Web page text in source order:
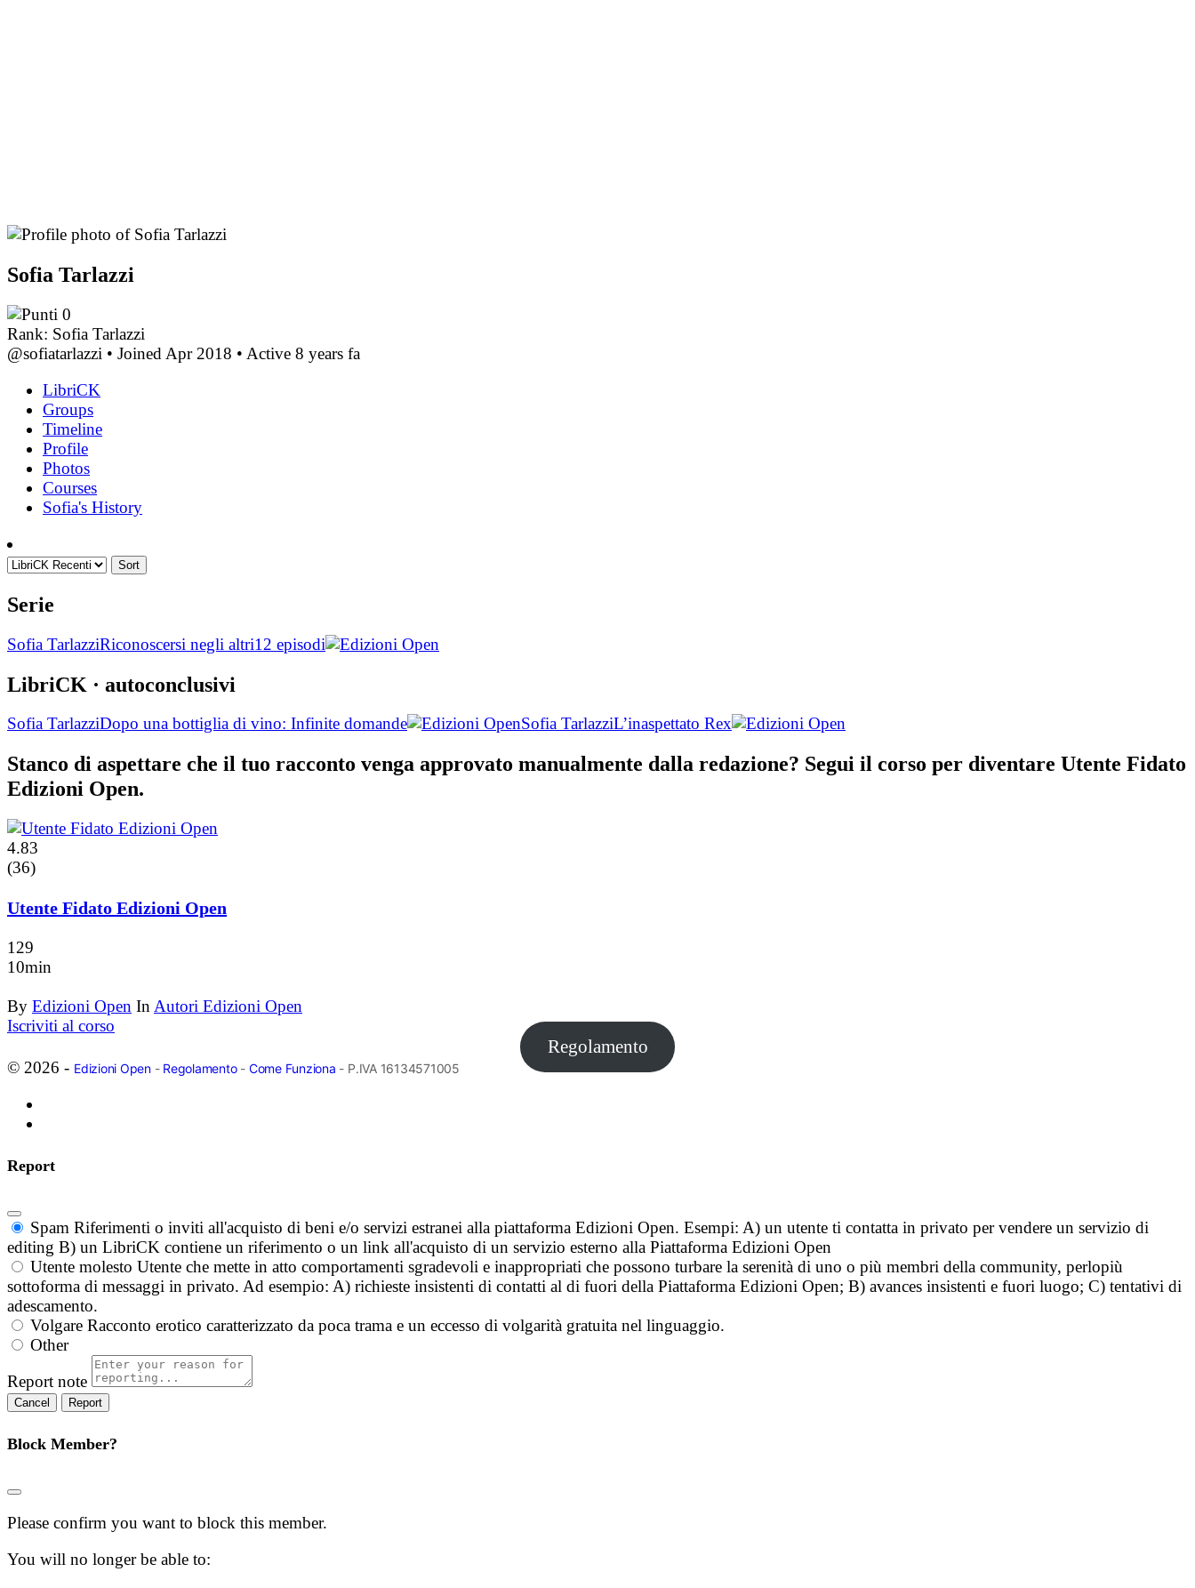
Sofia Tarlazzi
0
Rank: Sofia Tarlazzi
@sofiatarlazzi • Joined Apr 2018 • Active 8 years fa
LibriCK
Groups
Timeline
Profile
Photos
Courses
Sofia's History
Sort
Serie
Sofia TarlazziRiconoscersi negli altri12 episodi
LibriCK · autoconclusivi
Sofia TarlazziDopo una bottiglia di vino: Infinite domande Sofia TarlazziL’inaspettato Rex
Stanco di aspettare che il tuo racconto venga approvato manualmente dalla redazione? Segui il corso per diventare Utente Fidato
Edizioni Open.
4.83
(36)
Utente Fidato Edizioni Open
129
10min
By Edizioni Open InAutori Edizioni Open
Iscriviti al corso
Regolamento
© 2026 - Edizioni Open- Regolamento- Come Funziona - P.IVA 16134571005
Report
Spam Riferimenti o inviti all'acquisto di beni e/o servizi estranei alla piattaforma Edizioni Open. Esempi: A) un utente ti contatta in privato per vendere un servizio di
editing B) un LibriCK contiene un riferimento o un link all'acquisto di un servizio esterno alla Piattaforma Edizioni Open
Utente molesto Utente che mette in atto comportamenti sgradevoli e inappropriati che possono turbare la serenità di uno o più membri della community, perlopiù
sottoforma di messaggi in privato. Ad esempio: A) richieste insistenti di contatti al di fuori della Piattaforma Edizioni Open; B) avances insistenti e fuori luogo; C) tentativi di
adescamento.
Volgare Racconto erotico caratterizzato da poca trama e un eccesso di volgarità gratuita nel linguaggio.
Other
Report note
Report
Block Member?
Please confirm you want to block this member.
You will no longer be able to: